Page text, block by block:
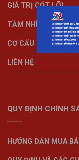
GIÁ TRỊ CỐT LÕI
TẦM NHÌN – SỨ
CƠ CẤU TỔ CHỨC
LIÊN HỆ
QUY ĐỊNH CHÍNH
HƯỚNG DẪN MUA